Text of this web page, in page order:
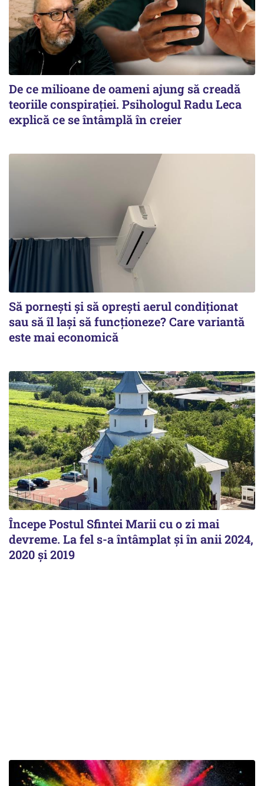
De ce milioane de oameni ajung să creadă
teoriile conspirației. Psihologul Radu Leca
explică ce se întâmplă în creier
Să pornești și să oprești aerul condiționat
sau să îl lași să funcționeze? Care variantă
este mai economică
Începe Postul Sfintei Marii cu o zi mai
devreme. La fel s-a întâmplat și în anii 2024,
2020 și 2019